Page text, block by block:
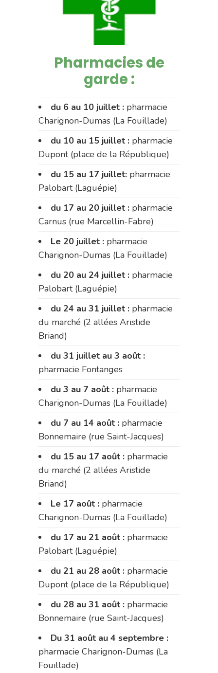
Pharmacies de
garde :
du 6 au 10 juillet : pharmacie
Charignon-Dumas (La Fouillade)
du 10 au 15 juillet : pharmacie
Dupont (place de la République)
du 15 au 17 juillet: pharmacie
Palobart (Laguépie)
du 17 au 20 juillet : pharmacie
Carnus (rue Marcellin-Fabre)
Le 20 juillet : pharmacie
Charignon-Dumas (La Fouillade)
du 20 au 24 juillet : pharmacie
Palobart (Laguépie)
du 24 au 31 juillet : pharmacie
du marché (2 allées Aristide
Briand)
du 31 juillet au 3 août :
pharmacie Fontanges
du 3 au 7 août : pharmacie
Charignon-Dumas (La Fouillade)
du 7 au 14 août : pharmacie
Bonnemaire (rue Saint-Jacques)
du 15 au 17 août : pharmacie
du marché (2 allées Aristide
Briand)
Le 17 août : pharmacie
Charignon-Dumas (La Fouillade)
du 17 au 21 août : pharmacie
Palobart (Laguépie)
du 21 au 28 août : pharmacie
Dupont (place de la République)
du 28 au 31 août : pharmacie
Bonnemaire (rue Saint-Jacques)
Du 31 août au 4 septembre :
pharmacie Charignon-Dumas (La
Fouillade)